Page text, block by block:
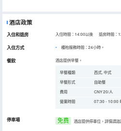
酒店政策
入住和退房 入住時間：14:00以後 退房時間：
入住方式 櫃枱服務時間：24小時。
餐飲 酒店提供早餐。
早餐種類
西式, 中式
早餐形式
自助餐
費用
CNY 20/人
營業時間
07:30 - 10:00
停車場 免费 酒店提供停車位，詳情請諮